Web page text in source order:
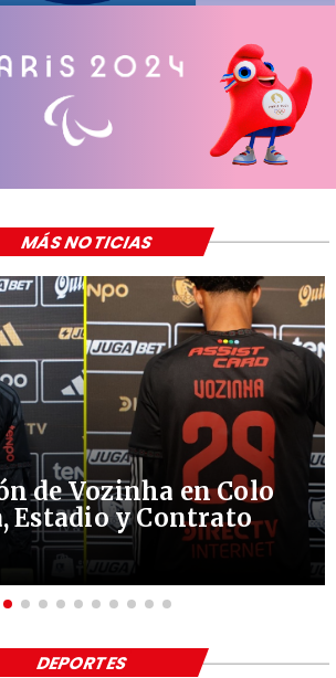
de Vozinha en Colo
Estadio y Contrato
MÁS NOTICIAS
DEPORTES